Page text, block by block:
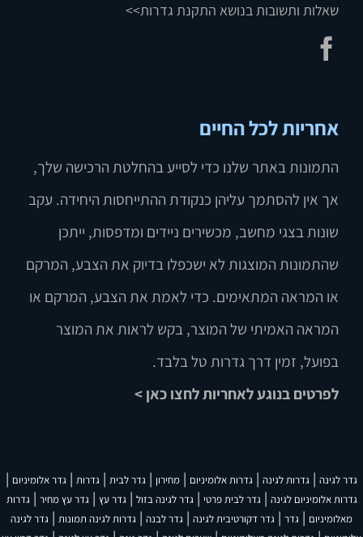
שאלות ותשובות בנושא התקנת גדרות>>
אחריות לכל החיים
התמונות באתר שלנו כדי לסייע בהחלטת הרכישה שלך,
אך אין להסתמך עליהן כנקודת ההתייחסות היחידה. עקב
שונות בצגי מחשב, מכשירים ניידים ומדפסות, ייתכן
שהתמונות המוצגות לא ישכפלו בדיוק את הצבע, המרקם
או המראה המתאימים. כדי לאמת את הצבע, המרקם או
המראה האמיתי של המוצר, בקש לראות את המוצר
בפועל, זמין דרך גדרות טל בלבד.
לפרטים בנוגע לאחריות לחצו כאן >
גדר לגינה | גדרות לגינה | גדרות אלומיניום | מחירון | גדר לבית | גדרות | גדר אלומיניום |
גדרות אלומיניום לגינה |גדר לבית פרטי |גדר לגינה בזול |גדר עץ |גדר עץ מחיר |גדרות
מאלומיניום | גדר | גדר דקורטיבית לגינה | גדר לבנה | גדרות לגינה תמונות | גדר לגינה